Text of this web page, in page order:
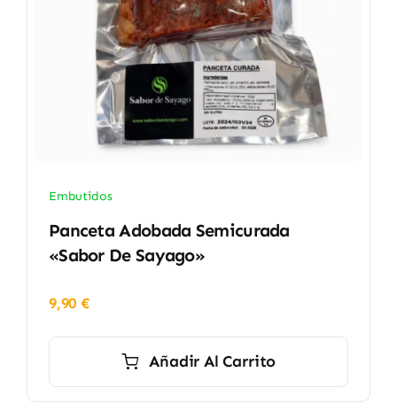
Embutidos
Panceta Adobada Semicurada
«Sabor De Sayago»
9,90€
Añadir Al Carrito